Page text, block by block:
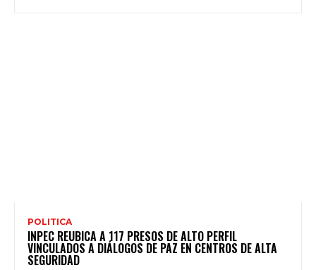
POLITICA
INPEC REUBICA A 117 PRESOS DE ALTO PERFIL
VINCULADOS A DIÁLOGOS DE PAZ EN CENTROS DE ALTA
SEGURIDAD